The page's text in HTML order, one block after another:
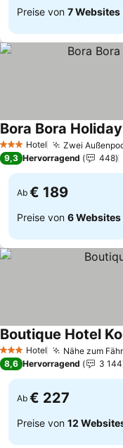
Preise von 7 Websites
3 SterneHotel Zwei
Bora Bora
9,3 Hervorragend 448
Ab € 189
Preise von 6 Websites
3 SterneHotel Nähe zum
Boutique Hotel
8,6 Hervorragend 3 144
Ab € 227
Preise von 12